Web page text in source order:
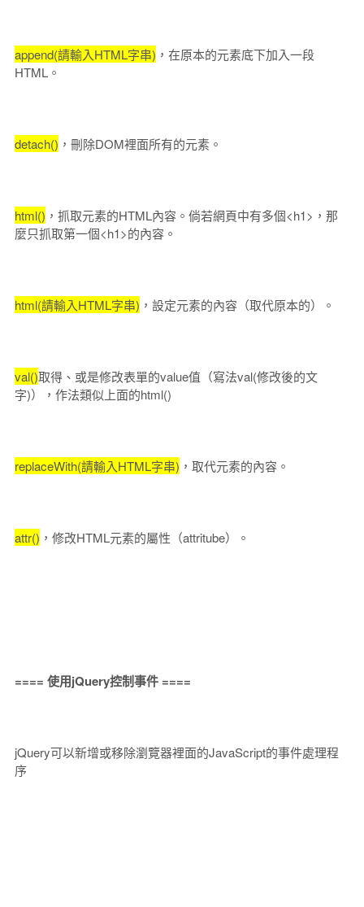
append(請輸入HTML字串) ，在原本的元素底下加入一段
HTML。
detach() ，刪除DOM裡面所有的元素。
html() ，抓取元素的HTML內容。倘若網頁中有多個<h1>，那
麼只抓取第一個<h1>的內容。
html(請輸入HTML字串) ，設定元素的內容（取代原本的）。
val()取得、或是修改表單的value值（寫法val(修改後的文
字)），作法類似上面的html()
replaceWith(請輸入HTML字串) ，取代元素的內容。
attr() ，修改HTML元素的屬性（attritube）。
==== 使用jQuery控制事件 ====
jQuery可以新增或移除瀏覽器裡面的JavaScript的事件處理程
序